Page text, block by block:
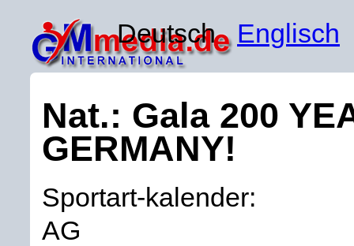
Deutsch Englisch
Nat.: Gala 200
GERMANY!
Sportart-kalender:
AG